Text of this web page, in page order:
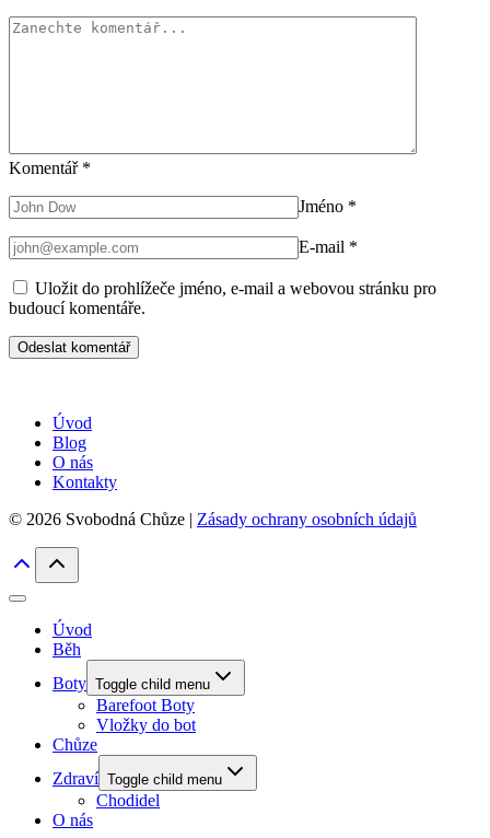
Komentář *
Jméno *
E-mail *
Uložit do prohlížeče jméno, e-mail a webovou stránku pro
budoucí komentáře.
Úvod
Blog
O nás
Kontakty
© 2026 Svobodná Chůze | Zásady ochrany osobních údajů
Úvod
Běh
Boty Toggle child menu
Barefoot Boty
Vložky do bot
Chůze
Zdraví Toggle child menu
Chodidel
O nás